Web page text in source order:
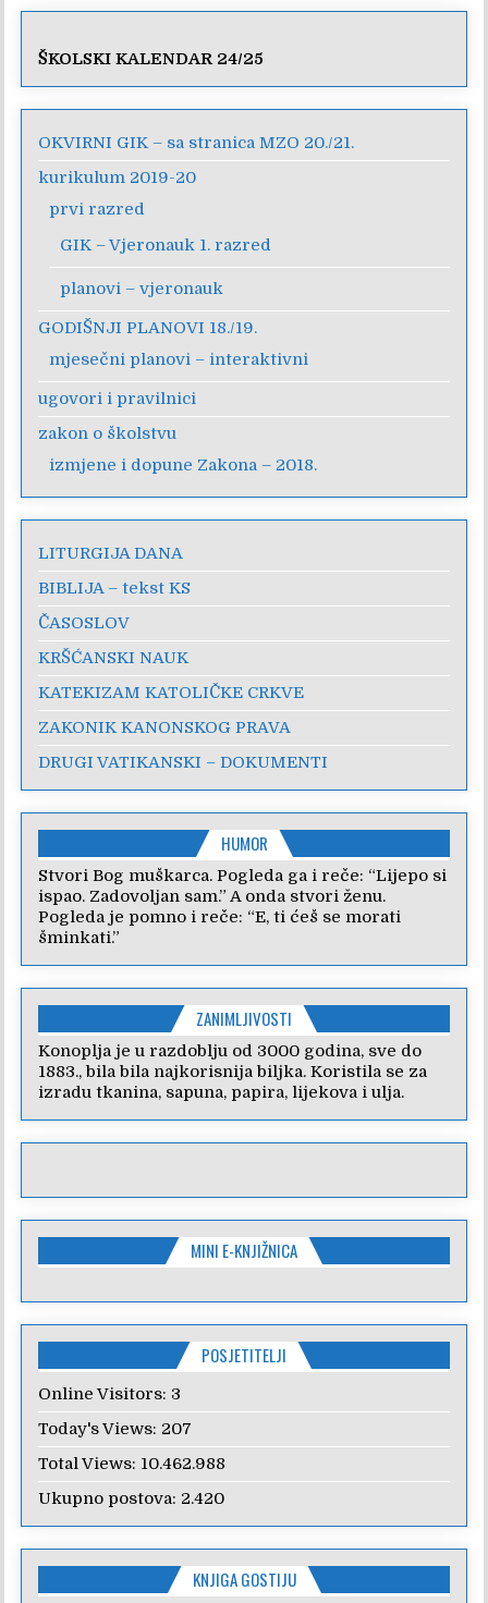
ŠKOLSKI KALENDAR 24/25
OKVIRNI GIK – sa stranica MZO 20./21.
kurikulum 2019-20
prvi razred
GIK – Vjeronauk 1. razred
planovi – vjeronauk
GODIŠNJI PLANOVI 18./19.
mjesečni planovi – interaktivni
ugovori i pravilnici
zakon o školstvu
izmjene i dopune Zakona – 2018.
LITURGIJA DANA
BIBLIJA – tekst KS
ČASOSLOV
KRŠĆANSKI NAUK
KATEKIZAM KATOLIČKE CRKVE
ZAKONIK KANONSKOG PRAVA
DRUGI VATIKANSKI – DOKUMENTI
HUMOR
Stvori Bog muškarca. Pogleda ga i reče: “Lijepo si
ispao. Zadovoljan sam.” A onda stvori ženu.
Pogleda je pomno i reče: “E, ti ćeš se morati
šminkati.”
ZANIMLJIVOSTI
Konoplja je u razdoblju od 3000 godina, sve do
1883., bila bila najkorisnija biljka. Koristila se za
izradu tkanina, sapuna, papira, lijekova i ulja.
MINI E-KNJIŽNICA
POSJETITELJI
Online Visitors: 3
Today's Views: 207
Total Views: 10.462.988
Ukupno postova: 2.420
KNJIGA GOSTIJU